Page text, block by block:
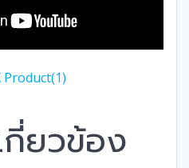
Product(1)
ยวข้อง